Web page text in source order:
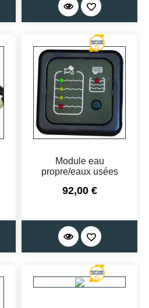
Module eau
propre/eaux usées
Prix
92,00 €